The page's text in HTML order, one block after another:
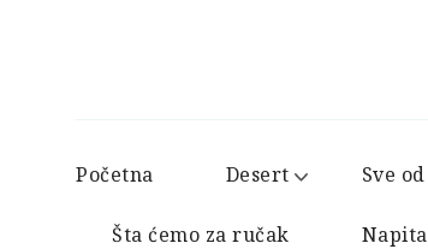
Početna Desert Sve
Šta ćemo za ručak